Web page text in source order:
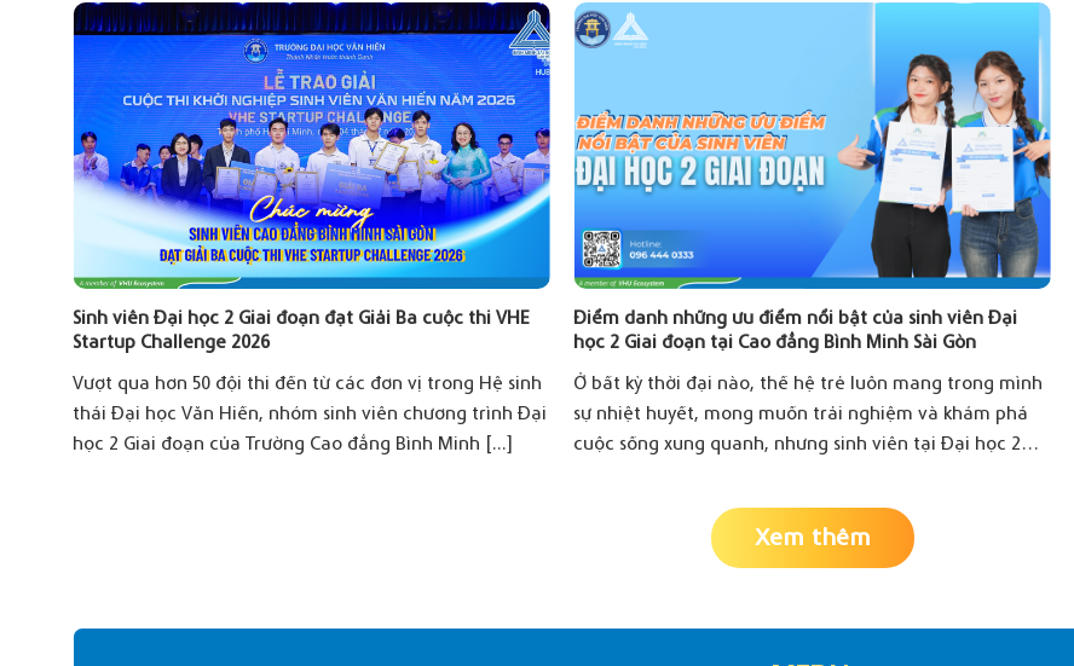
Sinh viên Đại học 2 Giai đoạn đạt Giải Ba cuộc thi VHE
Startup Challenge 2026
Vượt qua hơn 50 đội thi đến từ các đơn vị trong Hệ sinh
thái Đại học Văn Hiến, nhóm sinh viên chương trình Đại
học 2 Giai đoạn của Trường Cao đẳng Bình Minh [...]
Điểm danh những ưu điểm nổi bật của sinh viên Đại
học 2 Giai đoạn tại Cao đẳng Bình Minh Sài Gòn
Ở bất kỳ thời đại nào, thế hệ trẻ luôn mang trong mình
sự nhiệt huyết, mong muốn trải nghiệm và khám phá
cuộc sống xung quanh, nhưng sinh viên tại Đại học 2
Xem thêm